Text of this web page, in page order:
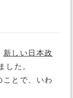
新しい日本政
した。
ことで、いわ